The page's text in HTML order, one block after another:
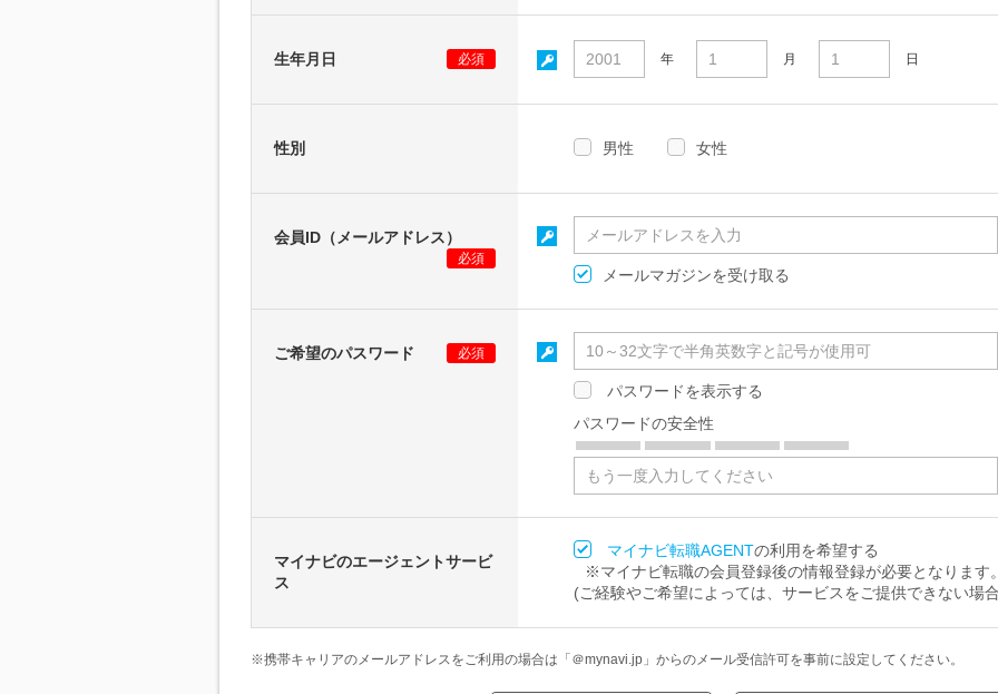
生年月日 必須 年 月 日
性別 男性 女性
会員ID（メールアドレス）
必須
メールマガジンを受け取る
ご希望のパスワード 必須
パスワードを表示する
パスワードの安全性
マイナビのエージェントサービ
ス
マイナビ転職AGENTの利用を希望する
※マイナビ転職の会員登録後の情報登録が必要となります
(ご経験やご希望によっては、サービスをご提供できない場
※携帯キャリアのメールアドレスをご利用の場合は「＠mynavi.jp」からのメール受信許可を事前に設定してください。